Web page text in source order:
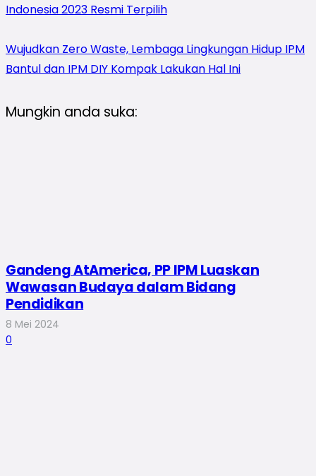
Indonesia 2023 Resmi Terpilih
Wujudkan Zero Waste, Lembaga Lingkungan Hidup IPM
Bantul dan IPM DIY Kompak Lakukan Hal Ini
Mungkin anda suka:
Gandeng AtAmerica, PP IPM Luaskan
Wawasan Budaya dalam Bidang
Pendidikan
8 Mei 2024
0